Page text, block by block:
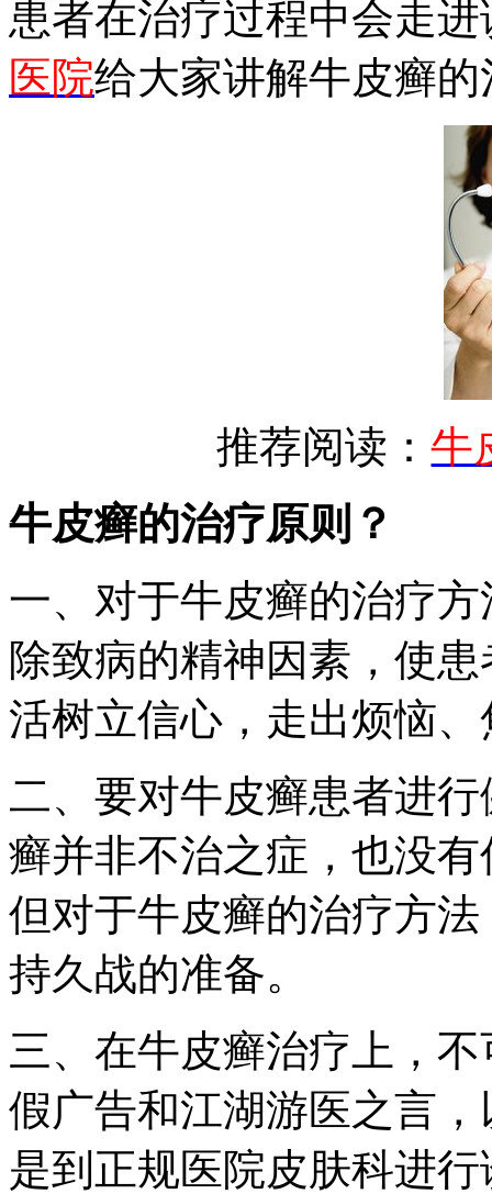
患者在治疗过程中会走
医院给大家讲解牛皮癣
推荐阅读：牛
牛皮癣的治疗原则？
一、对于牛皮癣的治疗
除致病的精神因素，使
活树立信心，走出烦恼
二、要对牛皮癣患者进
癣并非不治之症，也没
但对于牛皮癣的治疗方
持久战的准备。
三、在牛皮癣治疗上，
假广告和江湖游医之言
是到正规医院皮肤科进